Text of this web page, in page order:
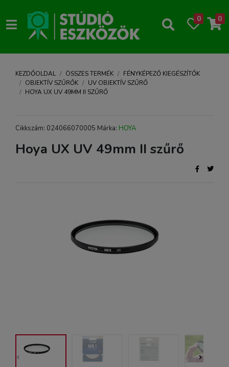
0 0
KEZDŐOLDAL ÖSSZES TERMÉK
FÉNYKÉPEZŐ KIEGÉSZÍTŐK
OBJEKTÍV SZŰRŐK
UV OBJEKTÍV SZŰRŐ
HOYA UX UV 49MM II SZŰRŐ
Cikkszám: 024066070005 Márka: HOYA
Hoya UX UV 49mm II szűrő